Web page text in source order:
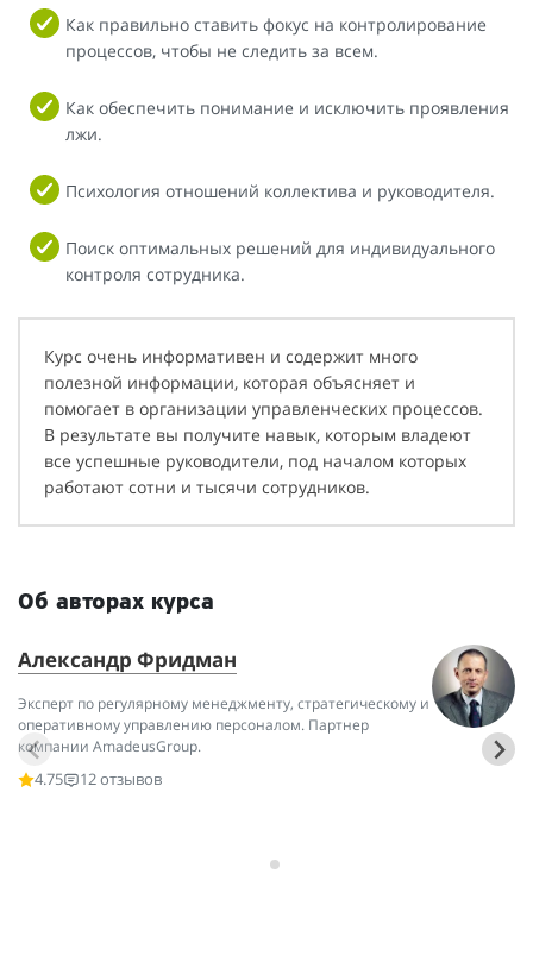
Как правильно ставить фокус на контролирование
процессов, чтобы не следить за всем.
Как обеспечить понимание и исключить проявления
лжи.
Психология отношений коллектива и руководителя.
Поиск оптимальных решений для индивидуального
контроля сотрудника.
Курс очень информативен и содержит много
полезной информации, которая объясняет и
помогает в организации управленческих процессов.
В результате вы получите навык, которым владеют
все успешные руководители, под началом которых
работают сотни и тысячи сотрудников.
Об авторах курса
Александр Фридман
Эксперт по регулярному менеджменту, стратегическому и
оперативному управлению персоналом. Партнер
компании AmadeusGroup.
4.75
12 отзывов